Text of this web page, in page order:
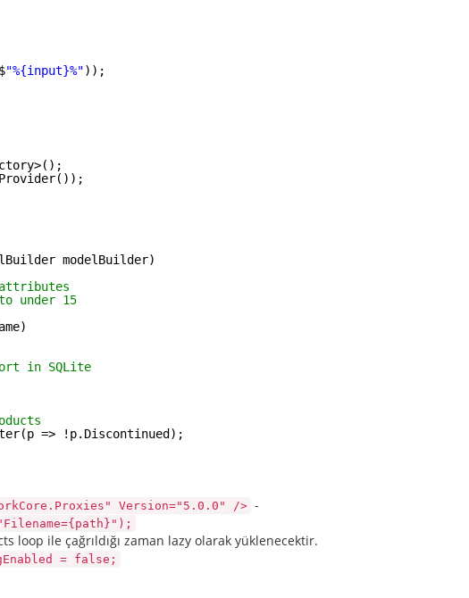
"%{input}%"));
modelBuilder)
under 15
in SQLite
=> !p.Discontinued);
Version="5.0.0" /> -
ile çağrıldığı zaman lazy olarak yüklenecektir.
= false;